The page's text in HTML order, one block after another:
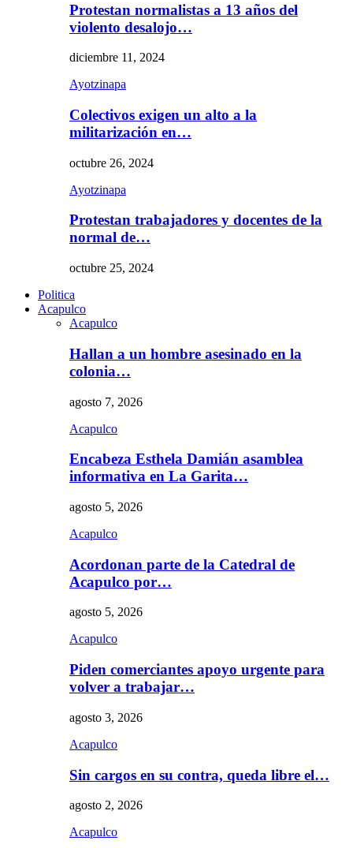
Protestan normalistas a 13 años del
violento desalojo…
diciembre 11, 2024
Ayotzinapa
Colectivos exigen un alto a la
militarización en…
octubre 26, 2024
Ayotzinapa
Protestan trabajadores y docentes de la
normal de…
octubre 25, 2024
Politica
Acapulco
Acapulco
Hallan a un hombre asesinado en la
colonia…
agosto 7, 2026
Acapulco
Encabeza Esthela Damián asamblea
informativa en La Garita…
agosto 5, 2026
Acapulco
Acordonan parte de la Catedral de
Acapulco por…
agosto 5, 2026
Acapulco
Piden comerciantes apoyo urgente para
volver a trabajar…
agosto 3, 2026
Acapulco
Sin cargos en su contra, queda libre el…
agosto 2, 2026
Acapulco